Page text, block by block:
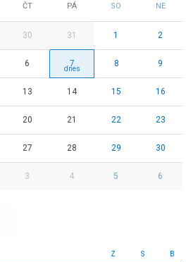
ČT PÁ SO NE
30 31 1 2
6 7 8 9
13 14 15 16
20 21 22 23
27 28 29 30
3 4 5 6
Z S B